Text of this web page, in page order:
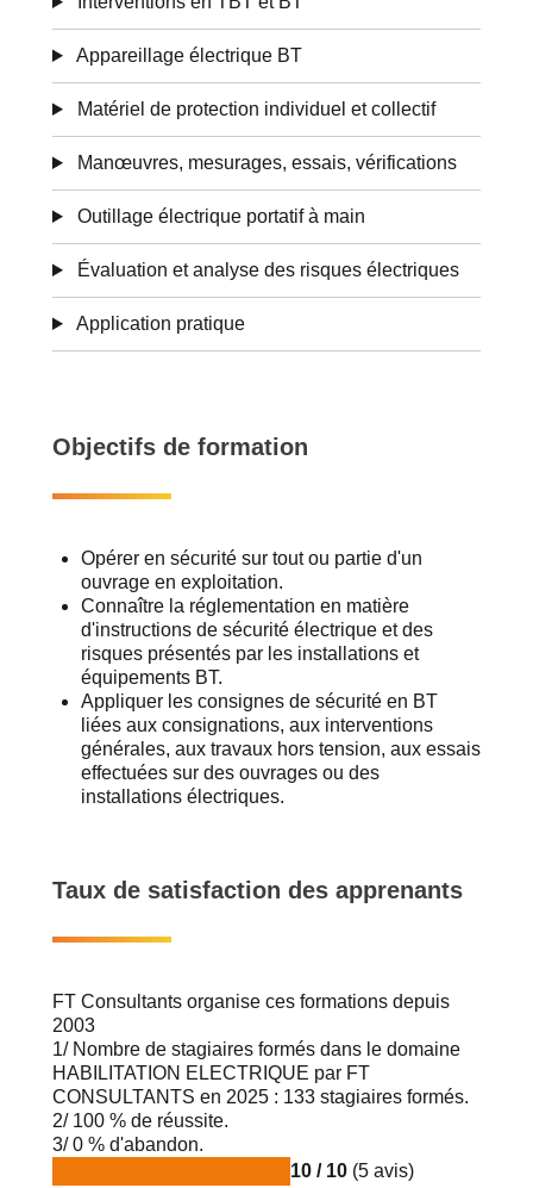
Appareillage électrique BT
Matériel de protection individuel et collectif
Manœuvres, mesurages, essais, vérifications
Outillage électrique portatif à main
Évaluation et analyse des risques électriques
Application pratique
Objectifs de formation
Opérer en sécurité sur tout ou partie d'un
ouvrage en exploitation.
Connaître la réglementation en matière
d'instructions de sécurité électrique et des
risques présentés par les installations et
équipements BT.
Appliquer les consignes de sécurité en BT
liées aux consignations, aux interventions
générales, aux travaux hors tension, aux essais
effectuées sur des ouvrages ou des
installations électriques.
Taux de satisfaction des apprenants
FT Consultants organise ces formations depuis
2003
1/ Nombre de stagiaires formés dans le domaine
HABILITATION ELECTRIQUE par FT
CONSULTANTS en 2025 : 133 stagiaires formés.
2/ 100 % de réussite.
3/ 0 % d'abandon.
10 / 10 (5 avis)